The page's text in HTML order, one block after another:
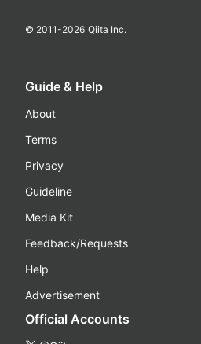
© 2011-2026 Qiita Inc.
Guide & Help
About
Terms
Privacy
Guideline
Media Kit
Feedback/Requests
Help
Advertisement
Official Accounts